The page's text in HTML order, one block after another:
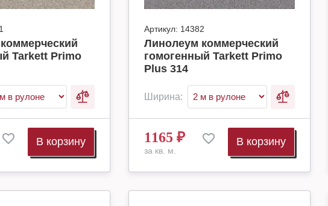
Tarkett Primo
В корзину
Артикул: 14382
Линолеум коммерческий
гомогенный Tarkett Primo
Plus 314
Ширина:
1165 ₽
за кв. м.
В корзину